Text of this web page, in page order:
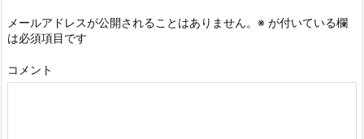
メールアドレスが公開されることはありません。 ※ が付いている欄
は必須項目です
コメント